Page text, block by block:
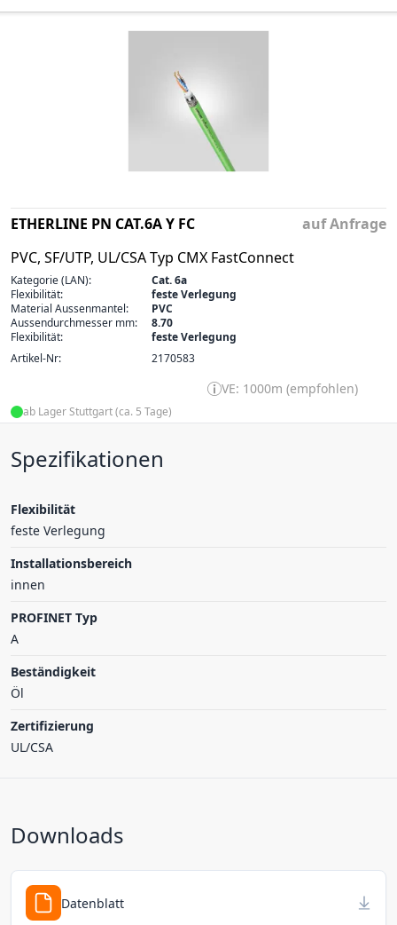
ETHERLINE PN CAT.6A Y FC
PVC, SF/UTP, UL/CSA Typ CMX FastConnect
auf Anfrage
Kategorie (LAN):
Cat. 6a
Flexibilität:
feste Verlegung
Material Aussenmantel:
PVC
Aussendurchmesser mm:
8.70
Flexibilität:
feste Verlegung
Artikel-Nr:
2170583
VE: 1000m (empfohlen)
ab Lager Stuttgart (ca. 5 Tage)
Spezifikationen
Flexibilität
feste Verlegung
Installationsbereich
innen
PROFINET Typ
A
Beständigkeit
Öl
Zertifizierung
UL/CSA
Downloads
Datenblatt